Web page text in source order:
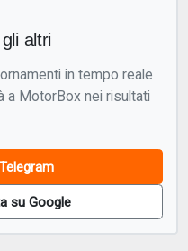
altri
in tempo reale
a MotorBox nei risultati
su Google